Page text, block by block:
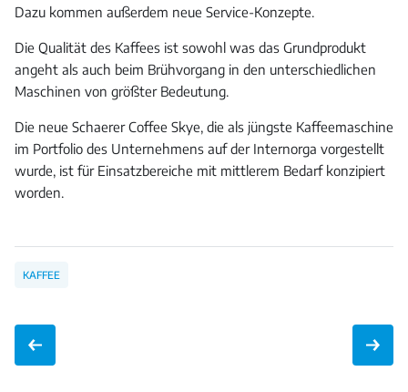
Dazu kommen außerdem neue Service-Konzepte.
Die Qualität des Kaffees ist sowohl was das Grundprodukt
angeht als auch beim Brühvorgang in den unterschiedlichen
Maschinen von größter Bedeutung.
Die neue Schaerer Coffee Skye, die als jüngste Kaffeemaschine
im Portfolio des Unternehmens auf der Internorga vorgestellt
wurde, ist für Einsatzbereiche mit mittlerem Bedarf konzipiert
worden.
KAFFEE